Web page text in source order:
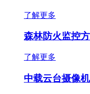
了解更多
森林防火监控
了解更多
中载云台摄像机